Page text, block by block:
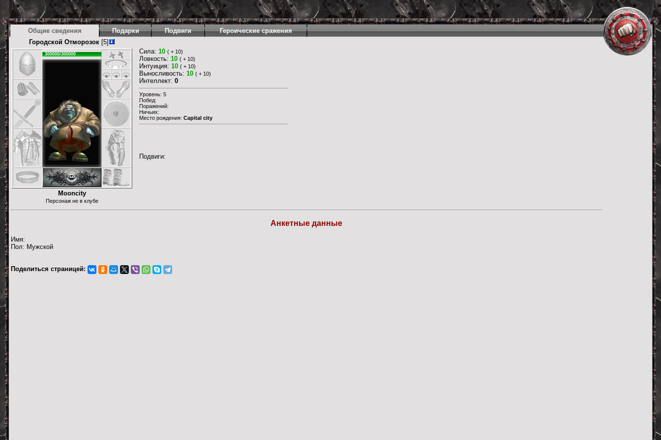
Общие сведения Подарки Подвиги
Героические сражения
Городской Отморозок [5]
300000/300000
Mooncity
Персонаж не в клубе
Сила: 10 ( + 10)
Ловкость: 10 ( + 10)
Интуиция: 10 ( + 10)
Выносливость: 10 ( + 10)
Интеллект: 0
Уровень: 5
Побед:
Поражений:
Ничьих:
Место рождения: Capital city
Подвиги:
Анкетные данные
Имя:
Пол: Мужской
Поделиться страницей: